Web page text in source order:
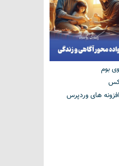
بوم
افزونه های وردپرس